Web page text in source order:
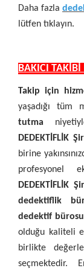
Daha fazla
lütfen tıklayın.
BAKICI
Takip için
yaşadığı tüm
tutma
DEDEKTİFLİK
birine
profesyonel
DEDEKTİFLİK
dedektiflik
dedektif bürosu
olduğu kaliteli
birlikte